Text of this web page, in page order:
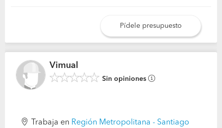
Pídele presupuesto
Vimual
Sin opiniones
Trabaja en Región Metropolitana - Santiago